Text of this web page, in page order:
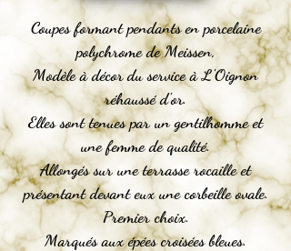
Coupes formant pendants en porcelaine
polychrome de Meissen,
Modèle à décor du service à L'Oignon
réhaussé d'or.
Elles sont tenues par un gentilhomme et
une femme de qualité.
Allongés sur une terrasse rocaille et
présentant devant eux une corbeille ovale.
Premier choix.
Marqués aux épées croisées bleues.